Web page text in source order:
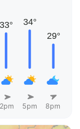
2pm 5pm 8pm